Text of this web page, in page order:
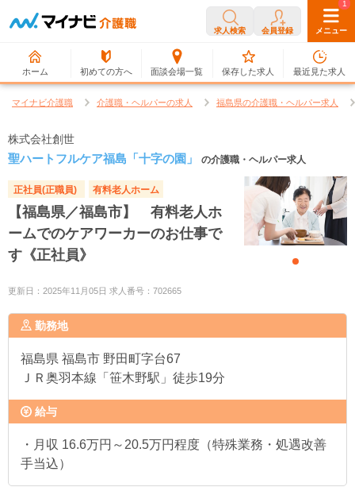
求人検索 会員登録 メニュー
ホーム 初めての方へ 面談会場一覧
0
保存した求人
1
最近見た求人
マイナビ介護職 介護職・ヘルパーの求人 福島県の介護職・ヘルパー求人
株式会社創世
聖ハートフルケア福島「十字の園」 の介護職・ヘルパー求人
正社員(正職員) 有料老人ホーム
【福島県／福島市】 有料老人ホ
ームでのケアワーカーのお仕事で
す《正社員》
更新日：2025年11月05日 求人番号：702665
勤務地
福島県 福島市 野田町字台67
ＪＲ奥羽本線「笹木野駅」徒歩19分
給与
・月収 16.6万円～20.5万円程度（特殊業務・処遇改善
手当込）